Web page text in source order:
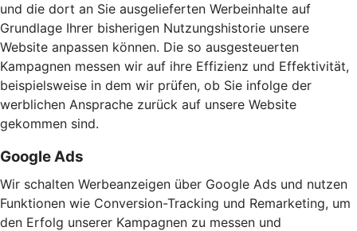
und die dort an Sie ausgelieferten Werbeinhalte auf
Grundlage Ihrer bisherigen Nutzungshistorie unsere
Website anpassen können. Die so ausgesteuerten
Kampagnen messen wir auf ihre Effizienz und Effektivität,
beispielsweise in dem wir prüfen, ob Sie infolge der
werblichen Ansprache zurück auf unsere Website
gekommen sind.
Google Ads
Wir schalten Werbeanzeigen über Google Ads und nutzen
Funktionen wie Conversion-Tracking und Remarketing, um
den Erfolg unserer Kampagnen zu messen und